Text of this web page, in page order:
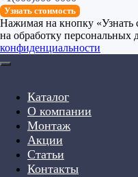
Узнать стоимость
Нажимая на кнопку «Узнать
на обработку персональных
конфиденциальности
Каталог
О компании
Монтаж
Акции
Статьи
Контакты